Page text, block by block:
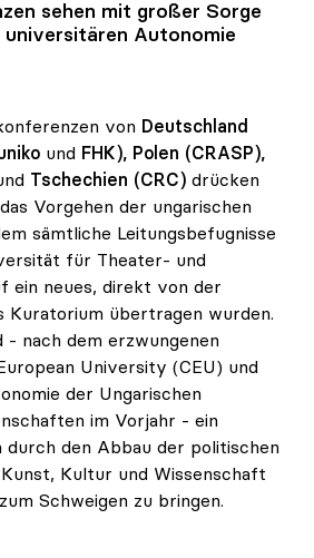
sehen mit großer Sorge
universitären Autonomie
von Deutschland
und FHK), Polen (CRASP),
Tschechien (CRC) drücken
Vorgehen der ungarischen
sämtliche Leitungsbefugnisse
für Theater- und
ein neues, direkt von der
Kuratorium übertragen wurden.
- nach dem erzwungenen
University (CEU) und
der Ungarischen
im Vorjahr - ein
den Abbau der politischen
Kultur und Wissenschaft
Schweigen zu bringen.
sechs europäischen